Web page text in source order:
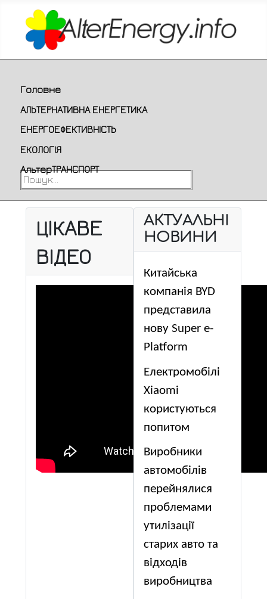
Головне
АЛЬТЕРНАТИВНА ЕНЕРГЕТИКА
ЕНЕРГОЕФЕКТИВНІСТЬ
ЕКОЛОГІЯ
АльтерТРАНСПОРТ
Пошук...
ЦІКАВЕ
ВІДЕО
АКТУАЛЬНІ
НОВИНИ
Китайська
компанія BYD
представила
нову Super e-
Platform
Електромобілі
Xiaomi
користуються
попитом
Виробники
автомобілів
перейнялися
проблемами
утилізації
старих авто та
відходів
виробництва